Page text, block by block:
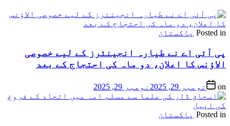
Posted in پاکستان
پی آئی اے نے طیارہ انجینئرز کے لیے خصوصی
الاؤنس کا اعلان، دو ماہ کی احتجاج کے بعد
on نومبر 29, 2025 نومبر 29, 2025
Posted in پاکستان